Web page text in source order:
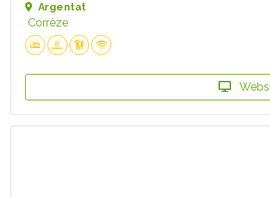
Argentat
Corrèze